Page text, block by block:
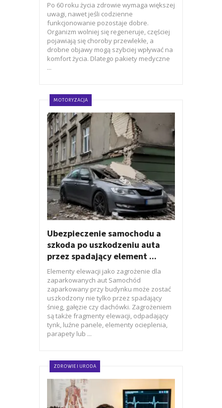
Po 60 roku życia zdrowie wymaga większej
uwagi, nawet jeśli codzienne
funkcjonowanie pozostaje dobre.
Organizm wolniej się regeneruje, częściej
pojawiają się choroby przewlekłe, a
drobne objawy mogą szybciej wpływać na
komfort życia. Dlatego pakiety medyczne
...
MOTORYZACJA
Ubezpieczenie samochodu a
szkoda po uszkodzeniu auta
przez spadający element ...
Elementy elewacji jako zagrożenie dla
zaparkowanych aut Samochód
zaparkowany przy budynku może zostać
uszkodzony nie tylko przez spadający
śnieg, gałęzie czy dachówki. Zagrożeniem
są także fragmenty elewacji, odpadający
tynk, luźne panele, elementy ocieplenia,
parapety lub ...
ZDROWIE I URODA